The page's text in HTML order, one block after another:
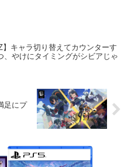
】キャラ切り替えてカウンターす
、やけにタイミングがシビアじゃ
足にプ